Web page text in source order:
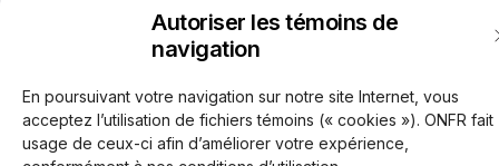
Autoriser les témoins de
navigation
En poursuivant votre navigation sur notre site Internet, vous
acceptez l’utilisation de fichiers témoins (« cookies »). ONFR fait
usage de ceux-ci afin d’améliorer votre expérience,